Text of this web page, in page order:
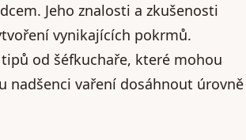
Jeho znalosti a zkušenosti
vynikajících pokrmů.
od šéfkuchaře, které mohou
nadšenci vaření dosáhnout úrovně